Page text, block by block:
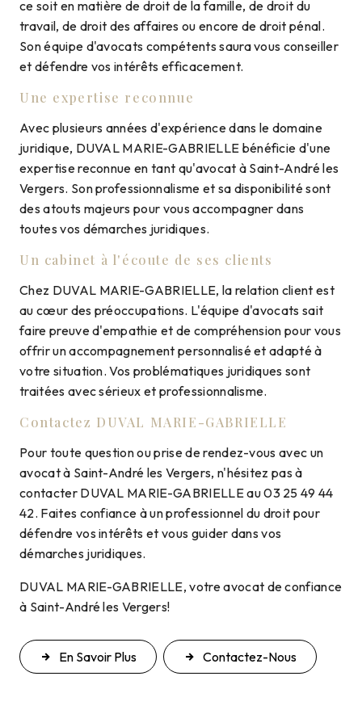
ce soit en matière de droit de la famille, de droit du
travail, de droit des affaires ou encore de droit pénal.
Son équipe d'avocats compétents saura vous conseiller
et défendre vos intérêts efficacement.
Une expertise reconnue
Avec plusieurs années d'expérience dans le domaine
juridique, DUVAL MARIE-GABRIELLE bénéficie d'une
expertise reconnue en tant qu'avocat à Saint-André les
Vergers. Son professionnalisme et sa disponibilité sont
des atouts majeurs pour vous accompagner dans
toutes vos démarches juridiques.
Un cabinet à l'écoute de ses clients
Chez DUVAL MARIE-GABRIELLE, la relation client est
au cœur des préoccupations. L'équipe d'avocats sait
faire preuve d'empathie et de compréhension pour vous
offrir un accompagnement personnalisé et adapté à
votre situation. Vos problématiques juridiques sont
traitées avec sérieux et professionnalisme.
Contactez DUVAL MARIE-GABRIELLE
Pour toute question ou prise de rendez-vous avec un
avocat à Saint-André les Vergers, n'hésitez pas à
contacter DUVAL MARIE-GABRIELLE au 03 25 49 44
42. Faites confiance à un professionnel du droit pour
défendre vos intérêts et vous guider dans vos
démarches juridiques.
DUVAL MARIE-GABRIELLE, votre avocat de confiance
à Saint-André les Vergers!
En Savoir Plus Contactez-Nous